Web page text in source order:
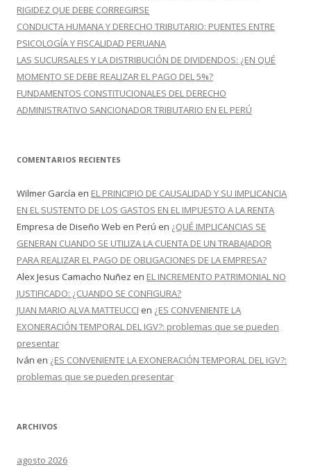
RIGIDEZ QUE DEBE CORREGIRSE
CONDUCTA HUMANA Y DERECHO TRIBUTARIO: PUENTES ENTRE
PSICOLOGÍA Y FISCALIDAD PERUANA
LAS SUCURSALES Y LA DISTRIBUCIÓN DE DIVIDENDOS: ¿EN QUÉ
MOMENTO SE DEBE REALIZAR EL PAGO DEL 5%?
FUNDAMENTOS CONSTITUCIONALES DEL DERECHO
ADMINISTRATIVO SANCIONADOR TRIBUTARIO EN EL PERÚ
COMENTARIOS RECIENTES
Wilmer García en EL PRINCIPIO DE CAUSALIDAD Y SU IMPLICANCIA
EN EL SUSTENTO DE LOS GASTOS EN EL IMPUESTO A LA RENTA
Empresa de Diseño Web en Perú en ¿QUÉ IMPLICANCIAS SE
GENERAN CUANDO SE UTILIZA LA CUENTA DE UN TRABAJADOR
PARA REALIZAR EL PAGO DE OBLIGACIONES DE LA EMPRESA?
Alex Jesus Camacho Nuñez en EL INCREMENTO PATRIMONIAL NO
JUSTIFICADO: ¿CUANDO SE CONFIGURA?
JUAN MARIO ALVA MATTEUCCI en ¿ES CONVENIENTE LA
EXONERACIÓN TEMPORAL DEL IGV?: problemas que se pueden
presentar
Iván en ¿ES CONVENIENTE LA EXONERACIÓN TEMPORAL DEL IGV?:
problemas que se pueden presentar
ARCHIVOS
agosto 2026